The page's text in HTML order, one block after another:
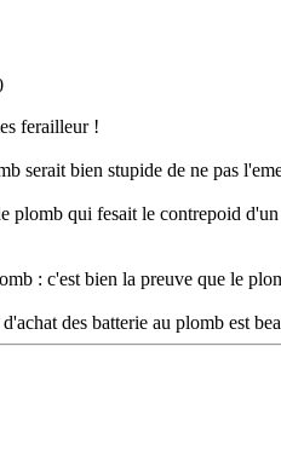
ferailleur !
serait bien stupide de ne pas
plomb qui fesait le contrepoid
: c'est bien la preuve que le
des batterie au plomb est